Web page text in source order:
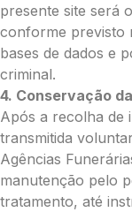
0.00
€
presente site será
conforme previsto
bases de dados e
criminal.
4. Conservação
Após a recolha de
transmitida
Agências
manutenção pelo
tratamento, até